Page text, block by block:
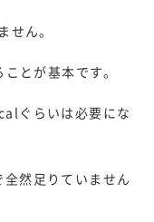
せん。
とが基本です。
ぐらいは必要にな
然足りていません